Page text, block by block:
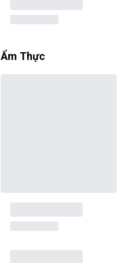
Ẩm Thực